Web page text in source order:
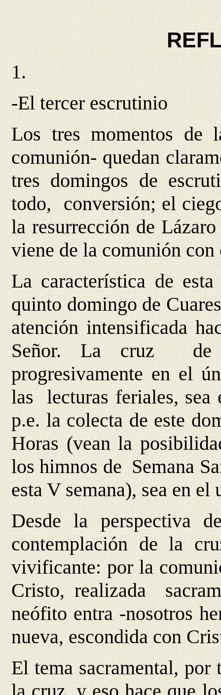
1.
-El tercer escrutinio
Los tres momentos de
comunión- quedan
tres domingos de
todo, conversión; el
la resurrección de
viene de la comunión
La característica de
quinto domingo de
atención intensificada
Señor. La cruz de
progresivamente en el
las lecturas feriales, sea
p.e. la colecta de este
Horas (vean la
los himnos de Semana
esta V semana), sea en
Desde la perspectiva
contemplación de la
vivificante: por la
Cristo, realizada
neófito entra -nosotros
nueva, escondida con
El tema sacramental, por